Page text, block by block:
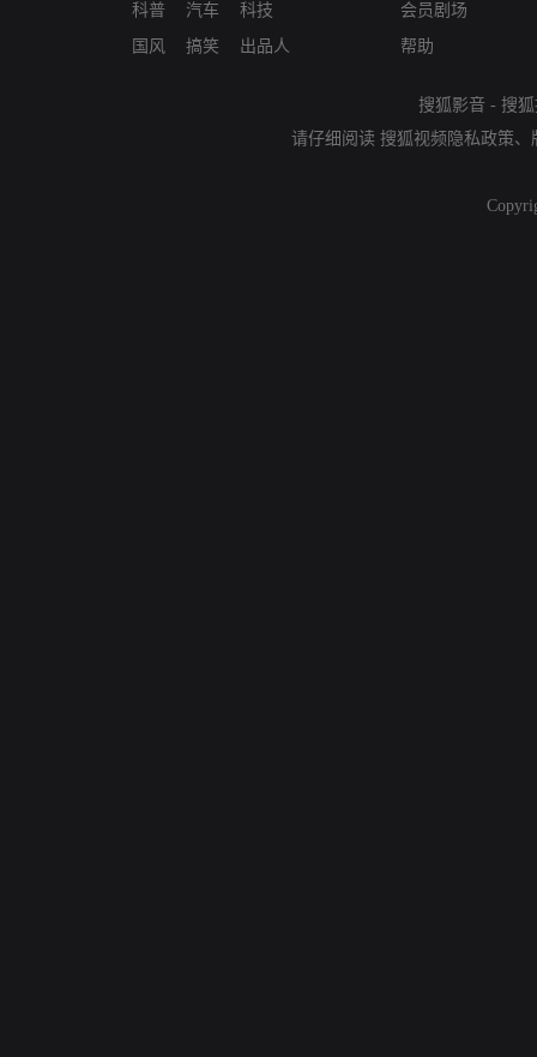
科普
国风
汽车
搞笑
科技
出品人
会员剧场
帮助
搜狐影音 - 搜
请仔细阅读 搜狐视频隐私政策、